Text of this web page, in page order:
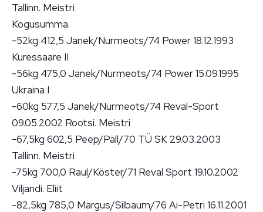
Tallinn. Meistri
Kogusumma.
-52kg 412,5 Janek/Nurmeots/74 Power 18.12.1993
Kuressaare II
-56kg 475,0 Janek/Nurmeots/74 Power 15.09.1995
Ukraina I
-60kg 577,5 Janek/Nurmeots/74 Reval-Sport
09.05.2002 Rootsi. Meistri
-67,5kg 602,5 Peep/Päll/70 TÜ SK 29.03.2003
Tallinn. Meistri
-75kg 700,0 Raul/Köster/71 Reval Sport 19.10.2002
Viljandi. Eliit
-82,5kg 785,0 Margus/Silbaum/76 Ai-Petri 16.11.2001